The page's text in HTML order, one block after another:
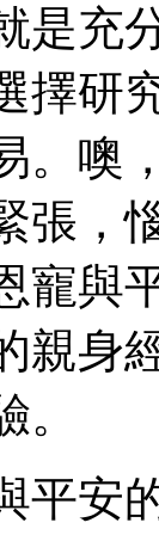
是充
擇研
。噢
張，
寵與
親身
。
平安